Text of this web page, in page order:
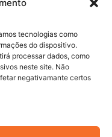
tecnologias como
do dispositivo.
processar dados, como
neste site. Não
negativamante certos